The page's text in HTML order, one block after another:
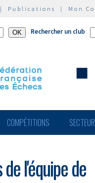
Publications | Mon
Rechercher un club
COMPÉTITIONS
l'équipe de